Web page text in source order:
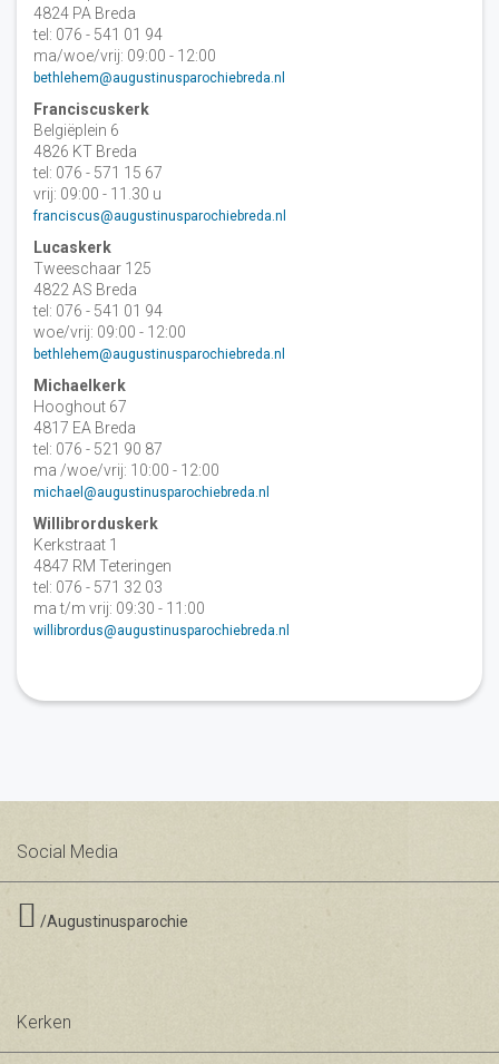
4824 PA Breda
tel: 076 - 541 01 94
ma/woe/vrij: 09:00 - 12:00
bethlehem@augustinusparochiebreda.nl
Franciscuskerk
Belgiëplein 6
4826 KT Breda
tel: 076 - 571 15 67
vrij: 09:00 - 11.30 u
franciscus@augustinusparochiebreda.nl
Lucaskerk
Tweeschaar 125
4822 AS Breda
tel: 076 - 541 01 94
woe/vrij: 09:00 - 12:00
bethlehem@augustinusparochiebreda.nl
Michaelkerk
Hooghout 67
4817 EA Breda
tel: 076 - 521 90 87
ma /woe/vrij: 10:00 - 12:00
michael@augustinusparochiebreda.nl
Willibrorduskerk
Kerkstraat 1
4847 RM Teteringen
tel: 076 - 571 32 03
ma t/m vrij: 09:30 - 11:00
willibrordus@augustinusparochiebreda.nl
Social Media
/Augustinusparochie
Kerken